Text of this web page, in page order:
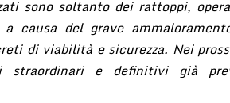
sono soltanto dei rattoppi,
a causa del grave
di viabilità e sicurezza. Nei
e definitivi già